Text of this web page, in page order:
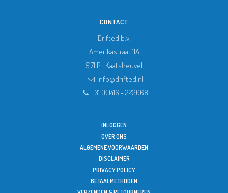
CONTACT
Drifted b.v.
Amerikastraat 11A
5171 PL Kaatsheuvel
info@drifted.nl
+31 (0)416 - 222068
INLOGGEN
OVER ONS
ALGEMENE VOORWAARDEN
DISCLAIMER
PRIVACY POLICY
BETAALMETHODEN